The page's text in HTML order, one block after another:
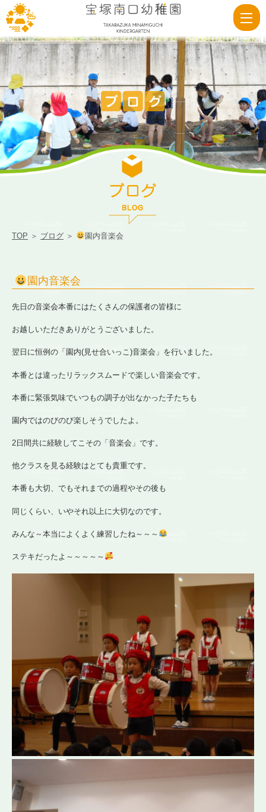
園
内
音
楽
会
|
宝
塚
稚
TOP ＞ ブログ ＞ 園内音楽会
園内音楽会
先日の音楽会本番にはたくさんの保護者の皆様に
お越しいただきありがとうございました。
翌日に恒例の「園内(見せ合いっこ)音楽会」を行いました。
本番とは違ったリラックスムードで楽しい音楽会です。
本番に緊張気味でいつもの調子が出なかった子たちも
園内ではのびのび楽しそうでしたよ。
2日間共に経験してこその「音楽会」です。
他クラスを見る経験はとても貴重です。
本番も大切、でもそれまでの過程やその後も
同じくらい、いやそれ以上に大切なのです。
みんな～本当によくよく練習したね～～～
ステキだったよ～～～～～